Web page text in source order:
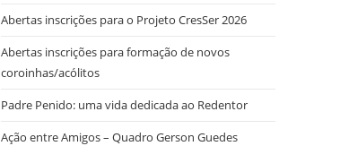
Abertas inscrições para o Projeto CresSer 2026
Abertas inscrições para formação de novos
coroinhas/acólitos
Padre Penido: uma vida dedicada ao Redentor
Ação entre Amigos – Quadro Gerson Guedes